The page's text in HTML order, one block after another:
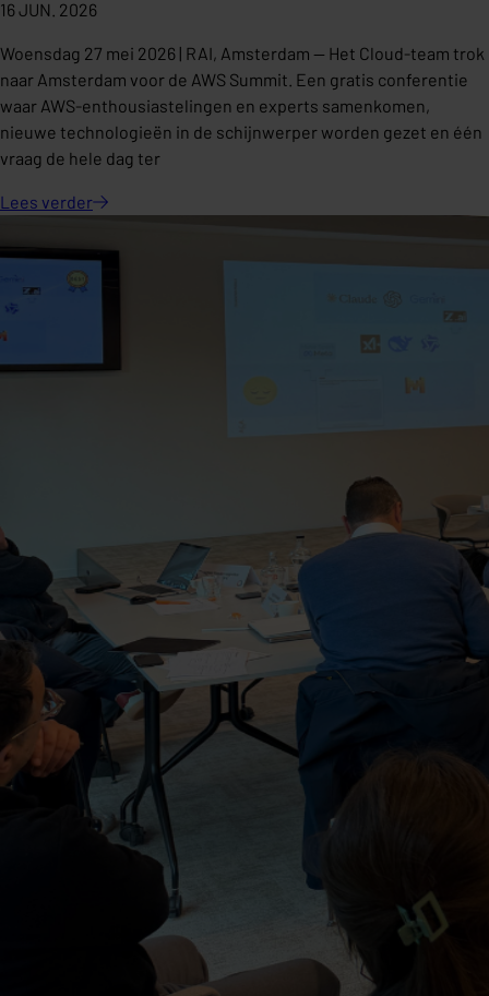
16 JUN. 2026
Woensdag 27 mei 2026 | RAI, Amsterdam — Het Cloud-team trok
naar Amsterdam voor de AWS Summit. Een gratis conferentie
waar AWS-enthousiastelingen en experts samenkomen,
nieuwe technologieën in de schijnwerper worden gezet en één
vraag de hele dag ter
Lees verder